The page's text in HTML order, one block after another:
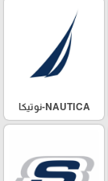
NAUTICA-نوتيكا